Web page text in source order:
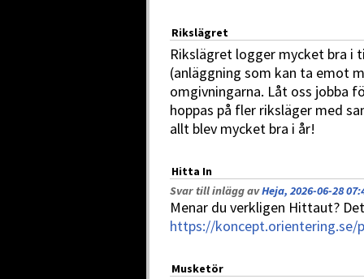
Rikslägret
Rikslägret logger mycket bra i
(anläggning som kan ta emot
omgivningarna. Låt oss jobba
hoppas på fler riksläger med
allt blev mycket bra i år!
Hitta In
Svar till inlägg avHeja, 2026-06-28
Menar du verkligen Hittaut?
https://
Musketör